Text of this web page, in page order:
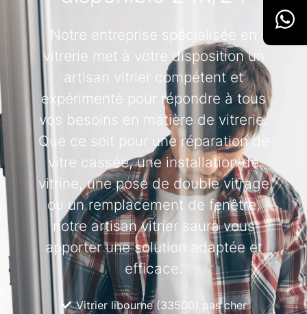
Notre entreprise spécialisée en
vitrerie met à votre disposition un
artisan vitrier compétent et
expérimenté pour répondre à tous
vos besoins en matière de vitrerie.
Que ce soit pour une réparation de
vitre cassée, une installation de
vitrine, une pose de double vitrage
ou un remplacement de fenêtre,
notre artisan vitrier saura vous
apporter une solution adaptée et
efficace.
Vitrier libourne (33500) pas cher